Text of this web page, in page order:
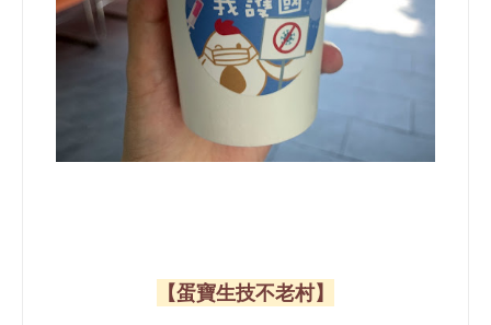
【蛋寶生技不老村】